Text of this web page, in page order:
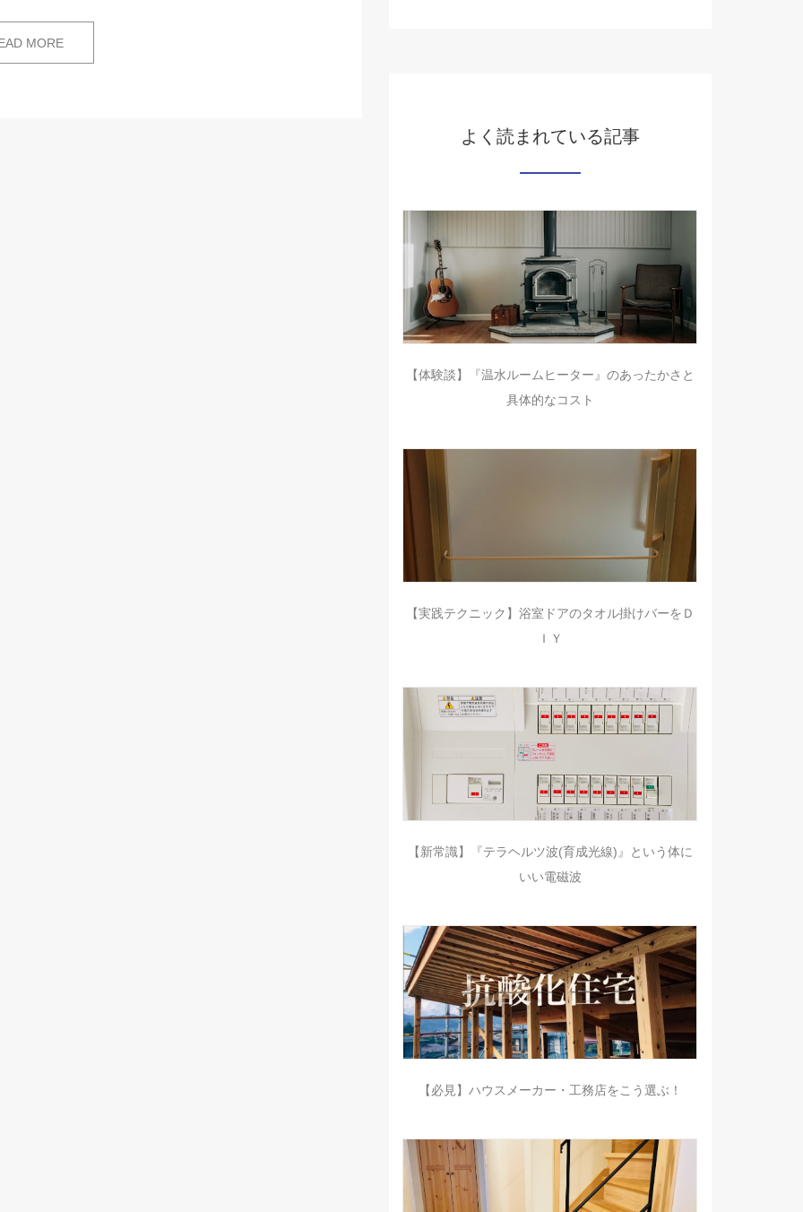
MORE
よく読まれている記事
【体験談】『温水ルームヒーター』のあったかさと
具体的なコスト
【実践テクニック】浴室ドアのタオル掛けバーをＤ
ＩＹ
【新常識】『テラヘルツ波(育成光線)』という体に
いい電磁波
【必見】ハウスメーカー・工務店をこう選ぶ！